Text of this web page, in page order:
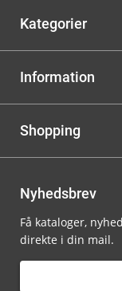
Kategorier
Information
Shopping
Nyhedsbrev
Få kataloger,
direkte i din mail.